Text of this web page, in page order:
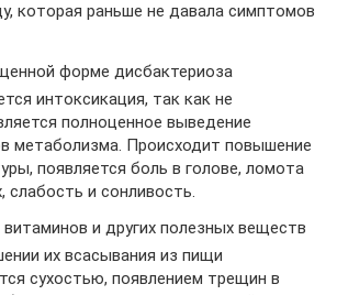
которая раньше не давала симптомов
форме дисбактериоза
интоксикация, так как не
полноценное выведение
метаболизма. Происходит повышение
появляется боль в голове, ломота
и сонливость.
витаминов и других полезных веществ
их всасывания из пищи
сухостью, появлением трещин в